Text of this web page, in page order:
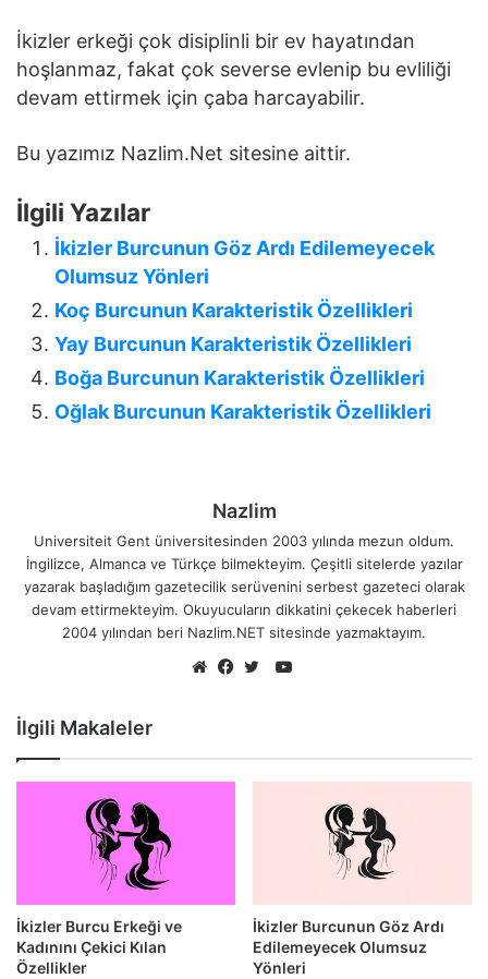
İkizler erkeği çok disiplinli bir ev hayatından
hoşlanmaz, fakat çok severse evlenip bu evliliği
devam ettirmek için çaba harcayabilir.
Bu yazımız Nazlim.Net sitesine aittir.
İlgili Yazılar
İkizler Burcunun Göz Ardı Edilemeyecek
Olumsuz Yönleri
Koç Burcunun Karakteristik Özellikleri
Yay Burcunun Karakteristik Özellikleri
Boğa Burcunun Karakteristik Özellikleri
Oğlak Burcunun Karakteristik Özellikleri
Nazlim
Universiteit Gent üniversitesinden 2003 yılında mezun oldum.
İngilizce, Almanca ve Türkçe bilmekteyim. Çeşitli sitelerde yazılar
yazarak başladığım gazetecilik serüvenini serbest gazeteci olarak
devam ettirmekteyim. Okuyucuların dikkatini çekecek haberleri
2004 yılından beri Nazlim.NET sitesinde yazmaktayım.
YouTube
İlgili Makaleler
İkizler Burcu Erkeği ve
Kadınını Çekici Kılan
Özellikler
İkizler Burcunun Göz Ardı
Edilemeyecek Olumsuz
Yönleri